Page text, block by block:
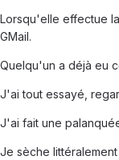
Lorsqu'elle effectue
GMail.
Quelqu'un a déjà eu
J'ai tout essayé,
J'ai fait une
Je sèche littéralement